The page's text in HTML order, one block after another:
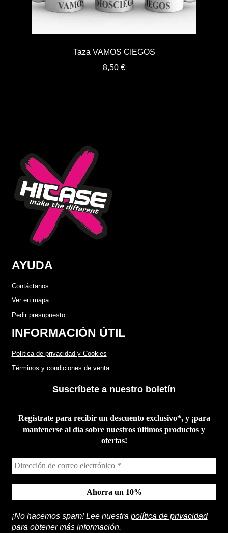
Taza VAMOS CIEGOS
8,50 €
AYUDA
Contáctanos
Ver en mapa
Pedir presupuesto
INFORMACIÓN ÚTIL
Política de privacidad y Cookies
Términos y condiciones de venta
Suscríbete a nuestro boletín
Regístrate para recibir un descuento exclusivo*, y ¡para
mantenerse al día sobre nuestros últimos productos y
ofertas!
¡No hacemos spam! Lee nuestra política de privacidad
para obtener más información.